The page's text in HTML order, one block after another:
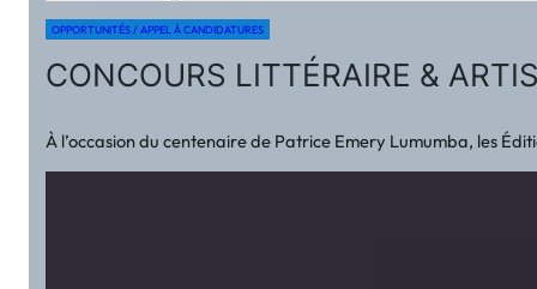
OPPORTUNITÉS / APPEL À CANDIDATURES
CONCOURS LITTÉRAIRE &
À l’occasion du centenaire de Patrice Emery Lumumba, les